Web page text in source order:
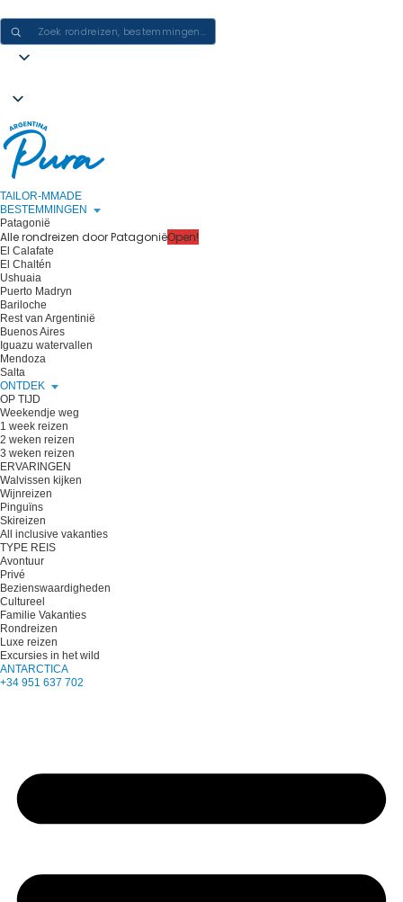
TAILOR-MMADE
BESTEMMINGEN
Patagonië
Alle rondreizen door PatagoniëOpen!
El Calafate
El Chaltén
Ushuaia
Puerto Madryn
Bariloche
Rest van Argentinië
Buenos Aires
Iguazu watervallen
Mendoza
Salta
ONTDEK
OP TIJD
Weekendje weg
1 week reizen
2 weken reizen
3 weken reizen
ERVARINGEN
Walvissen kijken
Wijnreizen
Pinguïns
Skireizen
All inclusive vakanties
TYPE REIS
Avontuur
Privé
Bezienswaardigheden
Cultureel
Familie Vakanties
Rondreizen
Luxe reizen
Excursies in het wild
ANTARCTICA
+34 951 637 702